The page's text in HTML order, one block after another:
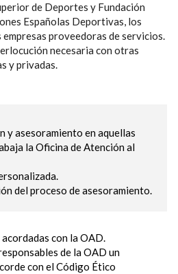
de Deportes y Fundación
Españolas Deportivas, los
proveedoras de servicios.
necesaria con otras
y privadas.
y asesoramiento en aquellas
la Oficina de Atención al
del proceso de asesoramiento.
con la OAD.
de la OAD un
con el Código Ético